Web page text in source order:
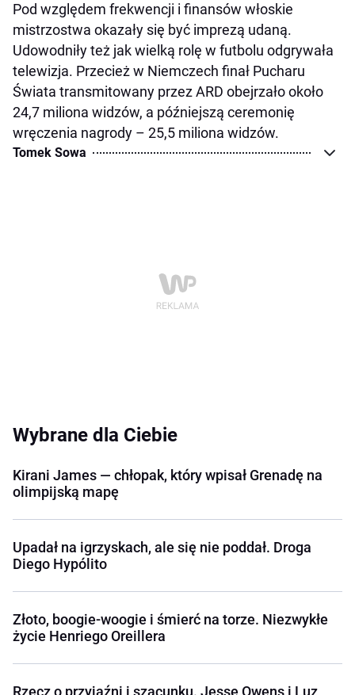
Pod względem frekwencji i finansów włoskie
mistrzostwa okazały się być imprezą udaną.
Udowodniły też jak wielką rolę w futbolu odgrywała
telewizja. Przecież w Niemczech finał Pucharu
Świata transmitowany przez ARD obejrzało około
24,7 miliona widzów, a późniejszą ceremonię
wręczenia nagrody – 25,5 miliona widzów.
Tomek Sowa
Wybrane dla Ciebie
Kirani James — chłopak, który wpisał Grenadę na
olimpijską mapę
Upadał na igrzyskach, ale się nie poddał. Droga
Diego Hypólito
Złoto, boogie-woogie i śmierć na torze. Niezwykłe
życie Henriego Oreillera